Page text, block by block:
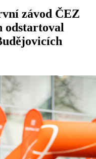
závod ČEZ